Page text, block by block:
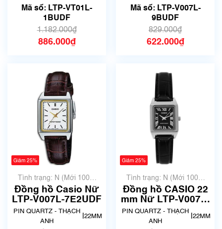
Mã số: LTP-VT01L-
1BUDF
1.182.000₫
886.000₫
Mã số: LTP-V007L-
9BUDF
829.000₫
622.000₫
Giảm 25%
Tình trạng: N (Mới 100%
chưa qua sử dụng)
Đồng hồ Casio Nữ
LTP-V007L-7E2UDF
PIN QUARTZ - THẠCH
ANH
22MM
Giảm 25%
Tình trạng: N (Mới 100%
chưa qua sử dụng)
Đồng hồ CASIO 22
mm Nữ LTP-V007L-
1BUDF
PIN QUARTZ - THẠCH
ANH
22MM